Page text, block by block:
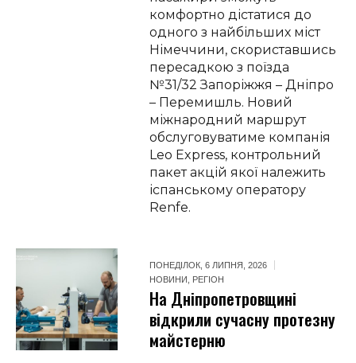
комфортно дістатися до
одного з найбільших міст
Німеччини, скориставшись
пересадкою з поїзда
№31/32 Запоріжжя – Дніпро
– Перемишль. Новий
міжнародний маршрут
обслуговуватиме компанія
Leo Express, контрольний
пакет акцій якої належить
іспанському оператору
Renfe.
ПОНЕДІЛОК, 6 ЛИПНЯ, 2026
НОВИНИ
РЕГІОН
На Дніпропетровщині
відкрили сучасну протезну
майстерню